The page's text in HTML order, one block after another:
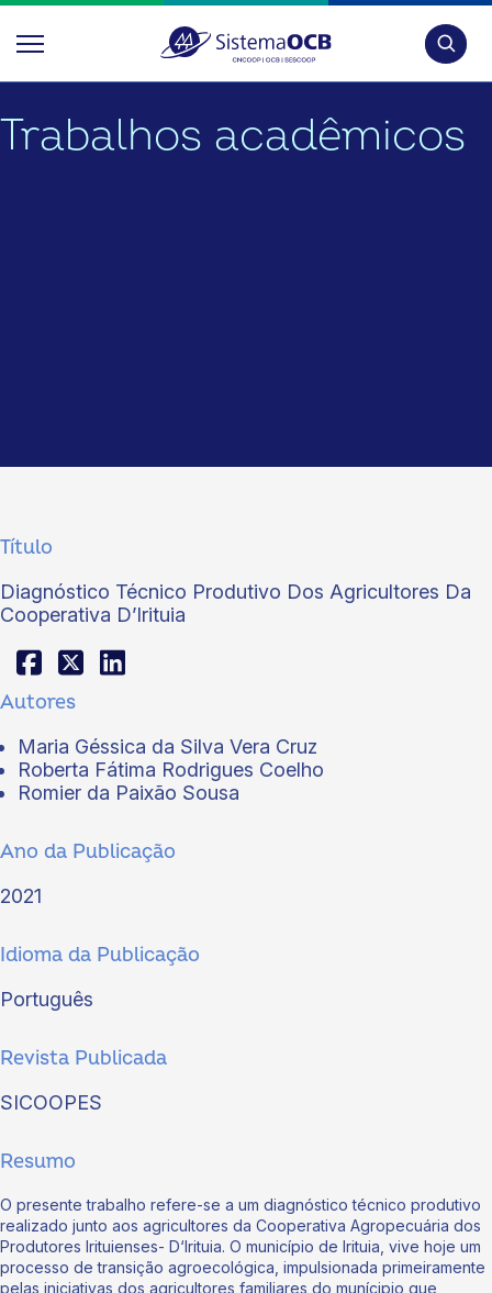
Trabalhos acadêmicos
Título
Diagnóstico Técnico Produtivo Dos Agricultores Da
Cooperativa D’Irituia
Autores
Maria Géssica da Silva Vera Cruz
Roberta Fátima Rodrigues Coelho
Romier da Paixão Sousa
Ano da Publicação
2021
Idioma da Publicação
Português
Revista Publicada
SICOOPES
Resumo
O presente trabalho refere-se a um diagnóstico técnico produtivo
realizado junto aos agricultores da Cooperativa Agropecuária dos
Produtores Irituienses- D‘Irituia. O município de Irituia, vive hoje um
processo de transição agroecológica, impulsionada primeiramente
pelas iniciativas dos agricultores familiares do munícipio que